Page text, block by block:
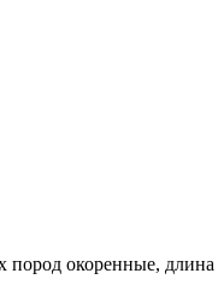
пород окоренные,